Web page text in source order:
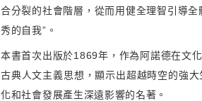
合分裂的社會階層，從而用健全理智引導
秀的自我”。
本書首次出版於1869年，作為阿諾德在文
古典人文主義思想，顯示出超越時空的強
化和社會發展產生深遠影響的名著。